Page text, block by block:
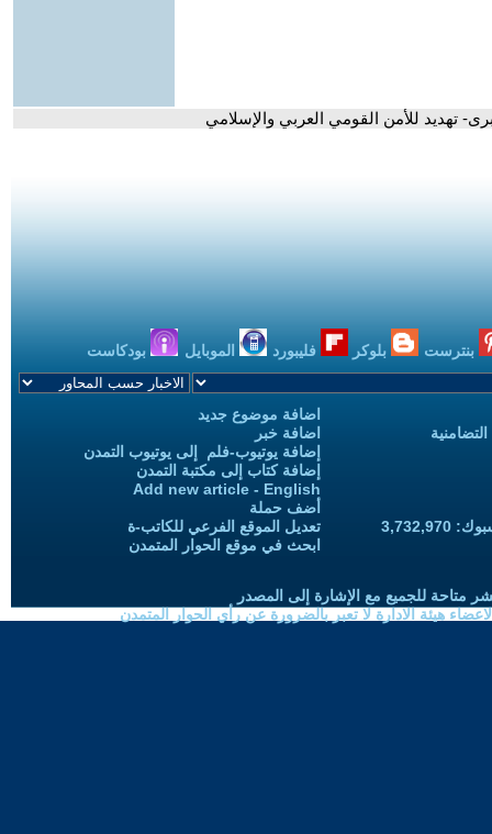
تهديد للأمن القومي العربي والإسلامي
بنترست بلوكر فليبورد الموبايل بودكاست
اضافة موضوع جديد
اضافة خبر
إضافة يوتيوب-فلم إلى يوتيوب التمدن
إضافة كتاب إلى مكتبة التمدن
Add new article - English
أضف حملة
تعديل الموقع الفرعي للكاتب-ة
ابحث في موقع الحوار المتمدن
متاحة للجميع مع الإشارة إلى المصدر
هيئة الادارة لا تعبر بالضرورة عن رأي الحوار المتمدن